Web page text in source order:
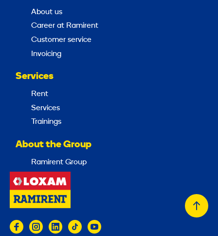
About us
Career at Ramirent
Customer service
Invoicing
Services
Rent
Services
Trainings
About the Group
Ramirent Group
Back